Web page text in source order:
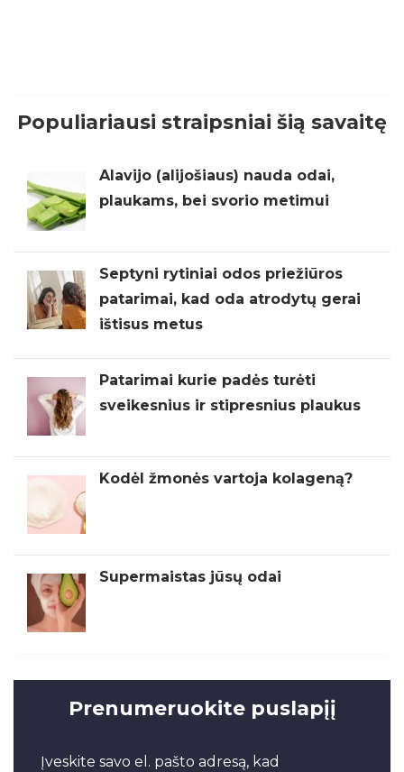
Populiariausi straipsniai šią savaitę
Alavijo (alijošiaus) nauda odai,
plaukams, bei svorio metimui
Septyni rytiniai odos priežiūros
patarimai, kad oda atrodytų gerai
ištisus metus
Patarimai kurie padės turėti
sveikesnius ir stipresnius plaukus
Kodėl žmonės vartoja kolageną?
Supermaistas jūsų odai
Prenumeruokite puslapįį
Įveskite savo el. pašto adresą, kad